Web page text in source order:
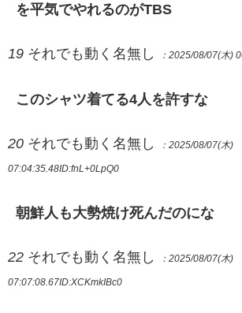
を平気でやれるのがTBS
19 それでも動く名無し ：2025/08/07(木)
このシャツ着てる4人を許すな
20 それでも動く名無し ：2025/08/07(木)
07:04:35.48ID:fnL+0LpQ0
朝鮮人も大勢焼け死んだのにな
22 それでも動く名無し ：2025/08/07(木)
07:07:08.67ID:XCKmkIBc0